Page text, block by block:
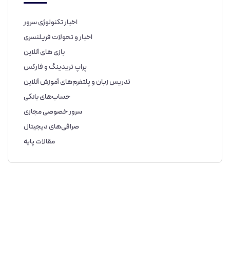
اخبار تکنولوژی سرور
اخبار و تحولات فریلنسری
بازی های آنلاین
پراپ تریدینگ و فارکس
تدریس زبان و پلتفرم‌های آموزش آنلاین
حساب‌های بانکی
سرور خصوصی مجازی
صرافی‌های دیجیتال
مقالات پایه